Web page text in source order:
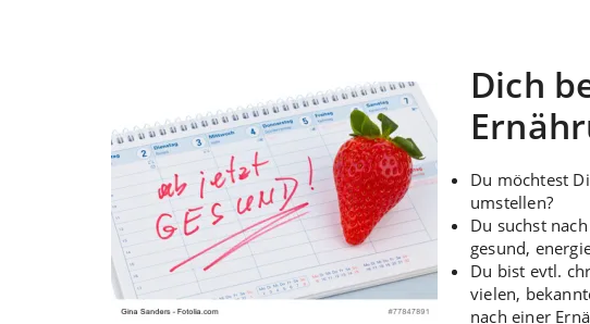
Dich
Du möchtest
umstellen?
Du suchst
gesund,
Du bist evtl.
vielen,
nach einer